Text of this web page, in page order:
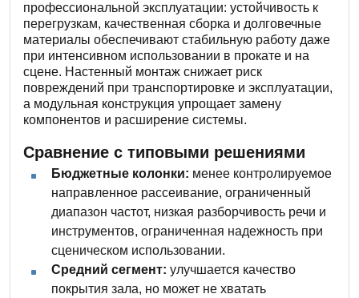
профессиональной эксплуатации: устойчивость к
перегрузкам, качественная сборка и долговечные
материалы обеспечивают стабильную работу даже
при интенсивном использовании в прокате и на
сцене. Настенный монтаж снижает риск
повреждений при транспортировке и эксплуатации,
а модульная конструкция упрощает замену
компонентов и расширение системы.
Сравнение с типовыми решениями
Бюджетные колонки: менее контролируемое
направленное рассеивание, ограниченный
диапазон частот, низкая разборчивость речи и
инструментов, ограниченная надежность при
сценическом использовании.
Средний сегмент: улучшается качество
покрытия зала, но может не хватать